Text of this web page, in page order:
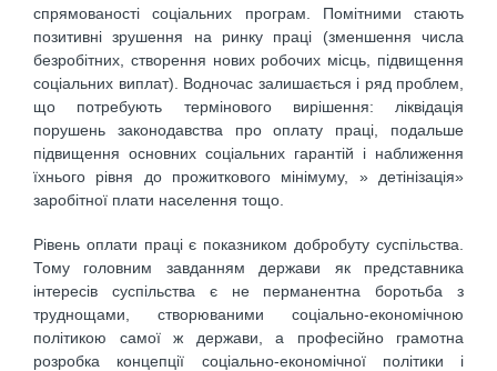
спрямованості соціальних програм. Помітними стають
позитивні зрушення на ринку праці (зменшення числа
безробітних, створення нових робочих місць, підвищення
соціальних виплат). Водночас залишається і ряд проблем,
що потребують термінового вирішення: ліквідація
порушень законодавства про оплату праці, подальше
підвищення основних соціальних гарантій і наближення
їхнього рівня до прожиткового мінімуму, » детінізація»
заробітної плати населення тощо.
Рівень оплати праці є показником добробуту суспільства.
Тому головним завданням держави як представника
інтересів суспільства є не перманентна боротьба з
труднощами, створюваними соціально-економічною
політикою самої ж держави, а професійно грамотна
розробка концепції соціально-економічної політики і